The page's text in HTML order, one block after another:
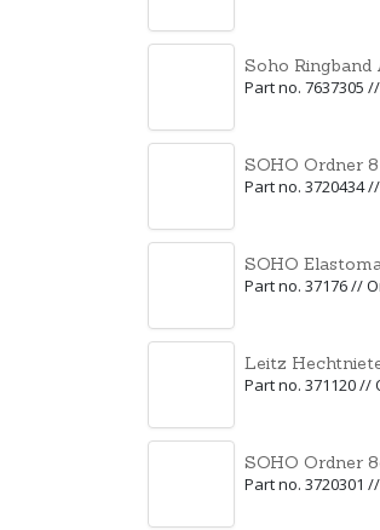
Soho
Part no. 7637305
SOHO Ordner
Part no. 3720434
SOHO
Part no. 37176 //
Leitz
Part no. 371120 //
SOHO Ordner
Part no. 3720301